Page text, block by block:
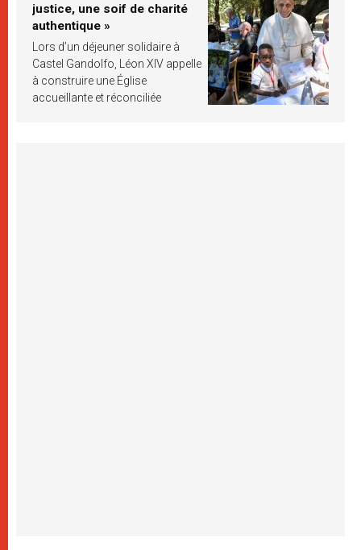
justice, une soif de charité
authentique »
Lors d’un déjeuner solidaire à
Castel Gandolfo, Léon XIV appelle
à construire une Église
accueillante et réconciliée